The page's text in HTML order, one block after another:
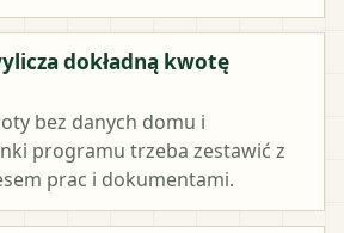
dokładną kwotę
bez danych domu i
programu trzeba zestawić z
prac i dokumentami.